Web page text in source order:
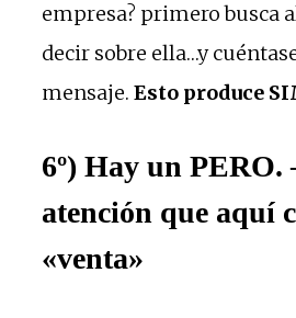
empresa? primero busca
decir sobre ella…y
mensaje. Esto produce
6º) Hay un
atención que aquí
«venta»